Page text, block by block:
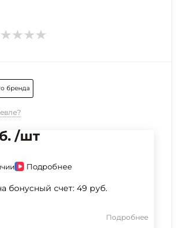
бренда
/шт
Подробнее
бонусный счет: 49 руб.
Подробнее